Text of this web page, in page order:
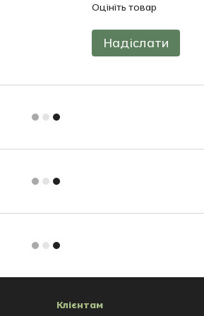
Оцініть товар
Надіслати
Клієнтам